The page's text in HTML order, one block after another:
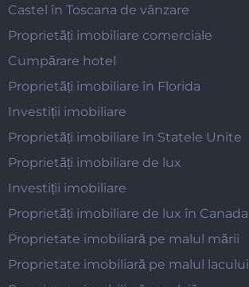
Castel în Toscana de vânzare
Proprietăți imobiliare comerciale
Cumpărare hotel
Proprietăți imobiliare în Florida
Investiții imobiliare
Proprietăți imobiliare în Statele Unite
Proprietăți imobiliare de lux
Investiții imobiliare
Proprietăți imobiliare de lux în Canada
Proprietate imobiliară pe malul mării
Proprietate imobiliară pe malul lacului